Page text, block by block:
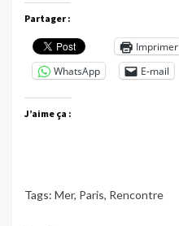
Partager :
Imprimer
WhatsApp
E-mail
J’aime ça :
Tags: Mer, Paris, Rencontre